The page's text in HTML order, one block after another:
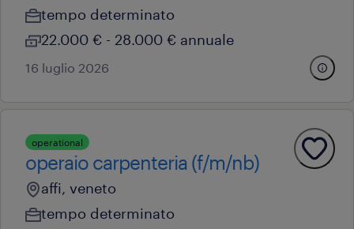
tempo determinato
22.000 € - 28.000 € annuale
16 luglio 2026
operational
operaio carpenteria (f/m/nb)
affi, veneto
tempo determinato